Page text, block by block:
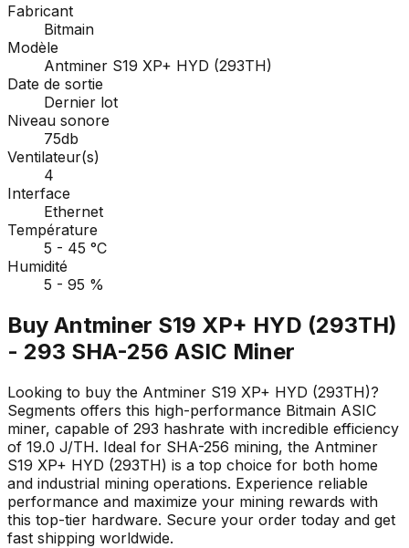
Fabricant
Bitmain
Modèle
Antminer S19 XP+ HYD (293TH)
Date de sortie
Dernier lot
Niveau sonore
75db
Ventilateur(s)
4
Interface
Ethernet
Température
5 - 45 °C
Humidité
5 - 95 %
Buy Antminer S19 XP+ HYD (293TH)
- 293 SHA-256 ASIC Miner
Looking to buy the Antminer S19 XP+ HYD (293TH)?
Segments offers this high-performance Bitmain ASIC
miner, capable of 293 hashrate with incredible efficiency
of 19.0 J/TH. Ideal for SHA-256 mining, the Antminer
S19 XP+ HYD (293TH) is a top choice for both home
and industrial mining operations. Experience reliable
performance and maximize your mining rewards with
this top-tier hardware. Secure your order today and get
fast shipping worldwide.